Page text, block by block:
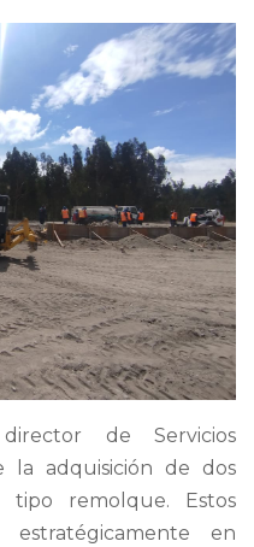
de Servicios
la adquisición de dos
tipo remolque. Estos
estratégicamente en